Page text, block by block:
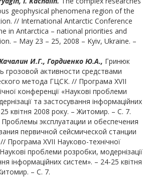
geophysical phenomena region of the
// International Antarctic Conference
in Antarctica – national priorities and
– May 23 – 25, 2008 – Kyiv, Ukraine. –
И.Г., Гордиенко Ю.А., Гринюк
активности средствами
метода ГЦСК. // Програма XVII
конференції «Наукові проблеми
та застосування інформаційних
квітня 2008 року. – Житомир. – С. 7.
Проблемы эксплуатации и обеспечения
первичной сейсмической станции
Програма XVII Науково-технічної
проблеми розробки, модернізації
інформаційних систем». – 24-25 квітня
– С. 7.